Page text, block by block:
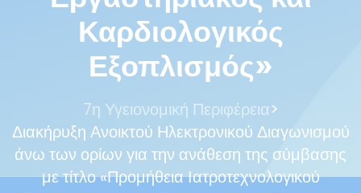
Καρδιολογικός
Εξοπλισμός»
7η Υγειονομική Περιφέρεια>
Διακήρυξη Ανοικτού Ηλεκτρονικού Διαγωνισμού
άνω των ορίων για την ανάθεση της σύμβασης
με τίτλο «Προμήθεια Ιατροτεχνολογικού